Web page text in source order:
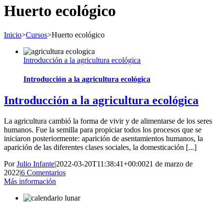
Huerto ecológico
Inicio>Cursos>Huerto ecológico
Introducción a la agricultura ecológica
Introducción a la agricultura ecológica
Introducción a la agricultura ecológica
La agricultura cambió la forma de vivir y de alimentarse de los seres
humanos. Fue la semilla para propiciar todos los procesos que se
iniciaron posteriormente: aparición de asentamientos humanos, la
aparición de las diferentes clases sociales, la domesticación [...]
PorJulio Infante|2022-03-20T11:38:41+00:0021 de marzo de
2022|6 Comentarios
Más información